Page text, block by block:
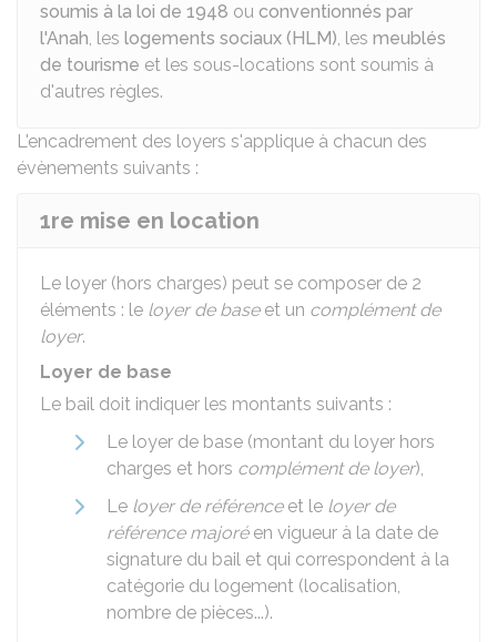
soumis à la loi de 1948 ou conventionnés par
l'Anah, les logements sociaux (HLM), les meublés
de tourisme et les sous-locations sont soumis à
d'autres règles.
L'encadrement des loyers s'applique à chacun des
évènements suivants :
1re mise en location
Le loyer (hors charges) peut se composer de 2
éléments : le loyer de baseet un complément de
loyer.
Loyer de base
Le bail doit indiquer les montants suivants :
Le loyer de base (montant du loyer hors
charges et hors complément de loyer),
Le loyer de référenceet le loyer de
référence majoréen vigueur à la date de
signature du bail et qui correspondent à la
catégorie du logement (localisation,
nombre de pièces...).